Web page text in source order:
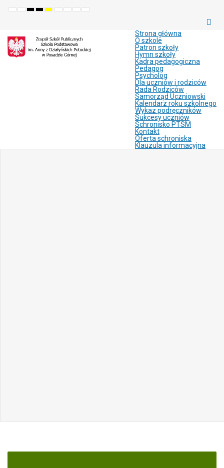
Default
NightHigh
mode
High
mode
High
mode
SetSetMake
Set
Strona główna
O szkole
Patron szkoły
Hymn szkoły
Kadra pedagogiczna
Pedagog
Psycholog
Dla uczniów i rodziców
Rada Rodziców
Samorząd Uczniowski
Kalendarz roku szkolnego
Wykaz podręczników
Sukcesy uczniów
Schronisko PTSM
Kontakt
Oferta schroniska
Klauzula informacyjna